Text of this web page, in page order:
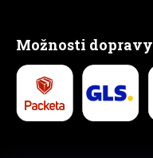
Možnosti dopravy